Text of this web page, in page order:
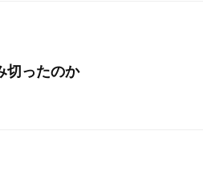
切ったのか